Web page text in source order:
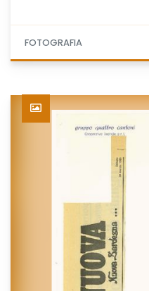
FOTOGRAFIA